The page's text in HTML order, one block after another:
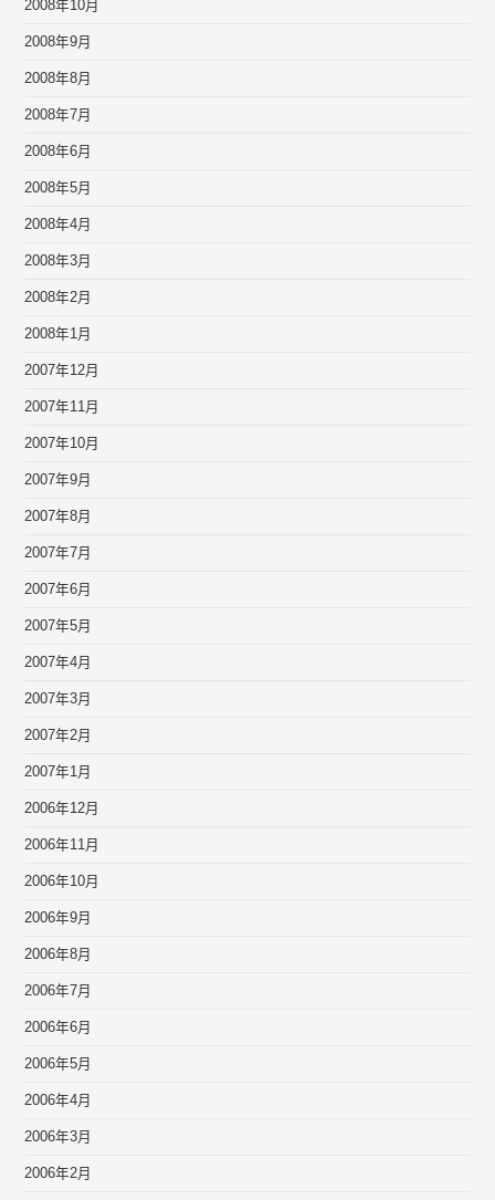
2008年10月
2008年9月
2008年8月
2008年7月
2008年6月
2008年5月
2008年4月
2008年3月
2008年2月
2008年1月
2007年12月
2007年11月
2007年10月
2007年9月
2007年8月
2007年7月
2007年6月
2007年5月
2007年4月
2007年3月
2007年2月
2007年1月
2006年12月
2006年11月
2006年10月
2006年9月
2006年8月
2006年7月
2006年6月
2006年5月
2006年4月
2006年3月
2006年2月